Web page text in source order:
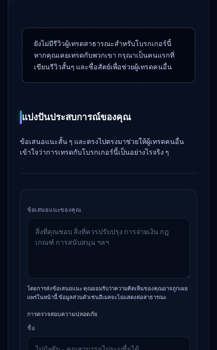
ยังไม่มีรีวิวผู้เทรดสาธารณะสำหรับโบรกเกอร์นี้
หากคุณเคยเทรดกับพวกเขา กรุณาเป็นคนแรกที่
เขียนรีวิวสั้นๆ และซื่อสัตย์เพื่อช่วยผู้เทรดคนอื่น
แบ่งปันประสบการณ์ของคุณ
ข้อเสนอแนะสั้น ๆ และตรงไปตรงมาช่วยให้ผู้เทรดคนอื่น
เข้าใจว่าการเทรดกับโบรกเกอร์นี้เป็นอย่างไรจริง ๆ
ข้อเสนอแนะของคุณ
โดยการส่งข้อเสนอแนะ คุณยอมรับว่าความคิดเห็นของคุณอาจถูกเผย
แพร่ในหน้านี้ ข้อมูลส่วนตัวเช่นอีเมลจะไม่แสดงต่อสาธารณะ
การตรวจสอบความปลอดภัย
ชื่อ